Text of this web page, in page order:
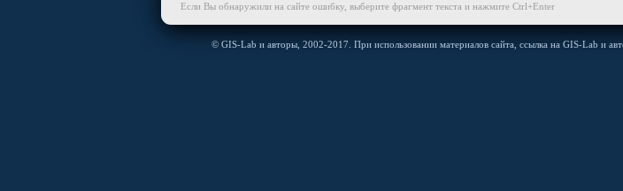
Если Вы обнаружили на сайте ошибку, выберите фрагмент текста и нажмите Ctrl+Enter
© GIS-Lab и авторы, 2002-2017. При использовании материалов сайта, ссылка на GIS-Lab и